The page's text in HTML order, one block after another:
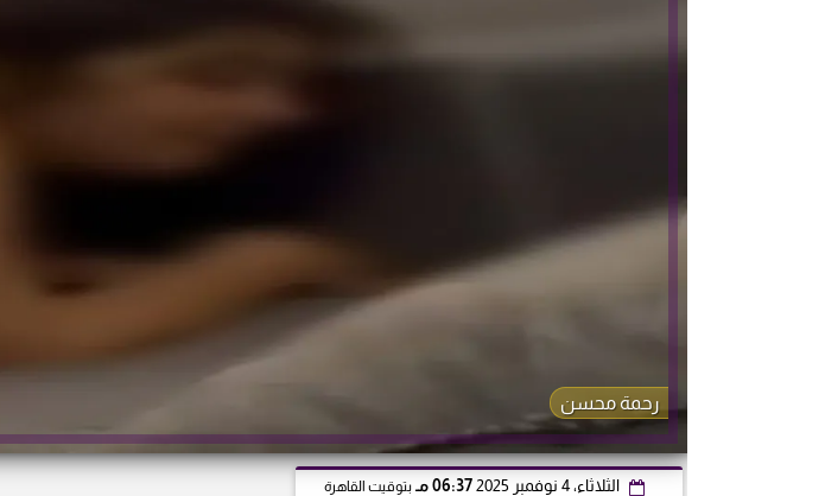
رحمة محسن
الثلاثاء، 4 نوفمبر 2025 06:37 مـ بتوقيت القاهرة